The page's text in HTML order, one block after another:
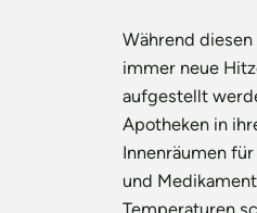
Während
immer neue
aufgestellt
Apotheken in
Innenräumen
und